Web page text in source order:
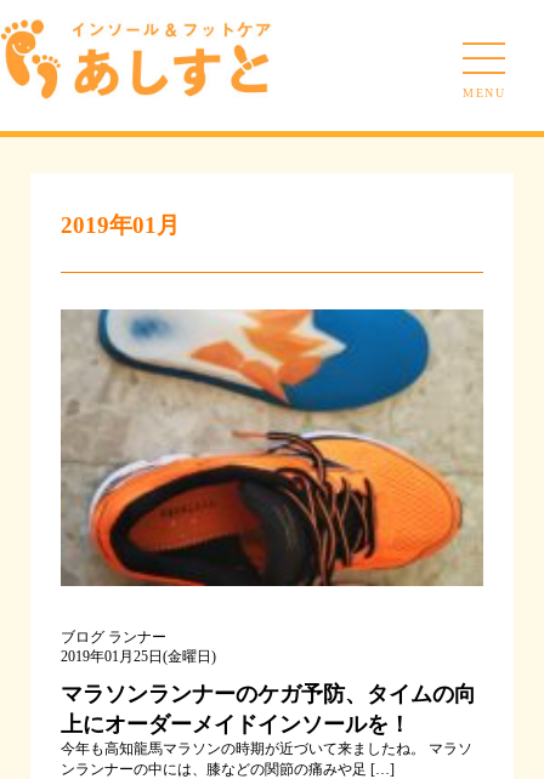
MENU
2019年01月
ブログ ランナー
2019年01月25日(金曜日)
マラソンランナーのケガ予防、タイムの向
上にオーダーメイドインソールを！
今年も高知龍馬マラソンの時期が近づいて来ましたね。 マラソ
ンランナーの中には、膝などの関節の痛みや足 […]